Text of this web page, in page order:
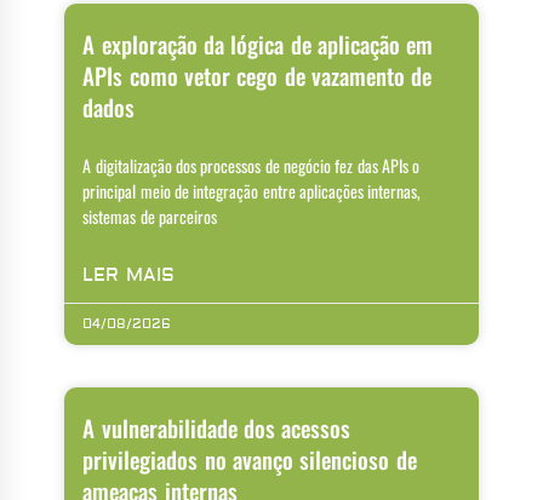
A exploração da lógica de aplicação em
APIs como vetor cego de vazamento de
dados
A digitalização dos processos de negócio fez das APIs o
principal meio de integração entre aplicações internas,
sistemas de parceiros
LER MAIS
04/08/2026
A vulnerabilidade dos acessos
privilegiados no avanço silencioso de
ameaças internas